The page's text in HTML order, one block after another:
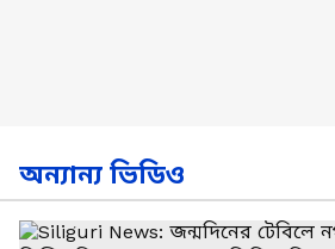
অন্যান্য ভিডিও